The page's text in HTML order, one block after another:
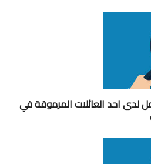
احد العائلات المرموقة في